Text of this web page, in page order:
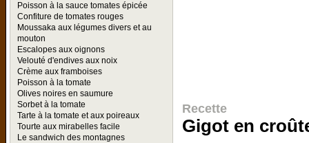
Poisson à la sauce tomates épicée
Confiture de tomates rouges
Moussaka aux légumes divers et au
mouton
Escalopes aux oignons
Velouté d'endives aux noix
Crème aux framboises
Poisson à la tomate
Olives noires en saumure
Sorbet à la tomate
Tarte à la tomate et aux poireaux
Tourte aux mirabelles facile
Le sandwich des montagnes
Recette
Gigot en